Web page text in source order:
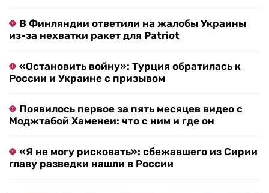
В Финляндии ответили на жалобы Украины
из-за нехватки ракет для Patriot
«Остановить войну»: Турция обратилась к
России и Украине с призывом
Появилось первое за пять месяцев видео с
Моджтабой Хаменеи: что с ним и где он
«Я не могу рисковать»: сбежавшего из Сирии
главу разведки нашли в России